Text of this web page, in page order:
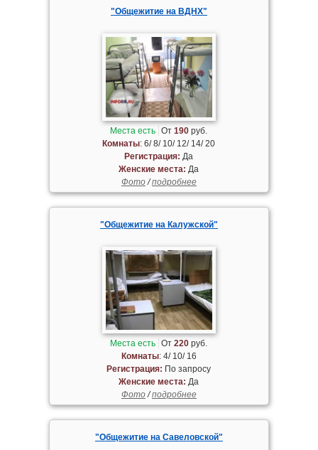
"Общежитие на ВДНХ"
Места есть От190 руб.
Комнаты: 6/ 8/ 10/ 12/ 14/ 20
Регистрация: Да
Женские места: Да
Фото/подробнее
"Общежитие на Калужской"
Места есть От220 руб.
Комнаты: 4/ 10/ 16
Регистрация: По запросу
Женские места: Да
Фото/подробнее
"Общежитие на Савеловской"